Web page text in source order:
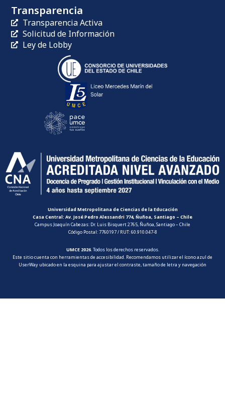
Transparencia
Transparencia Activa
Solicitud de Información
Ley de Lobby
Universidad Metropolitana de Ciencias de la Educación
Casa Central: Av. José Pedro Alessandri 774, Ñuñoa, Santiago – Chile
Campus Joaquín Cabezas: Dr. Luis Bisquert 2765, Ñuñoa, Santiago – Chile
Código Postal: 7760197 / RUT: 60.910.047-8
UMCE 2026. Todos los derechos reservados.
Este sitio cuenta con herramientas de accesibilidad. Recomendamos utilizar el ícono azul de
UserWay ubicado en la esquina para ajustar el contraste, tamaño de letra y navegación